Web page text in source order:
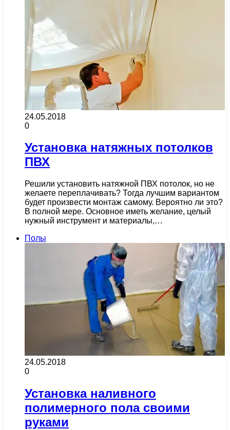
24.05.2018
0
Установка натяжных потолков
ПВХ
Решили установить натяжной ПВХ потолок, но не
желаете переплачивать? Тогда лучшим вариантом
будет произвести монтаж самому. Вероятно ли это?
В полной мере. Основное иметь желание, целый
нужный инструмент и материалы,…
Полы
24.05.2018
0
Установка наливного
полимерного пола своими
руками